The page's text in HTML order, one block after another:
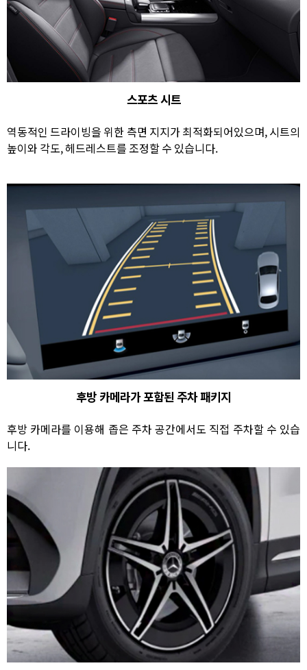
스포츠 시트
역동적인 드라이빙을 위한 측면 지지가 최적화되어있으며, 시트의
높이와 각도, 헤드레스트를 조정할 수 있습니다.
후방 카메라가 포함된 주차 패키지
후방 카메라를 이용해 좁은 주차 공간에서도 직접 주차할 수 있습
니다.